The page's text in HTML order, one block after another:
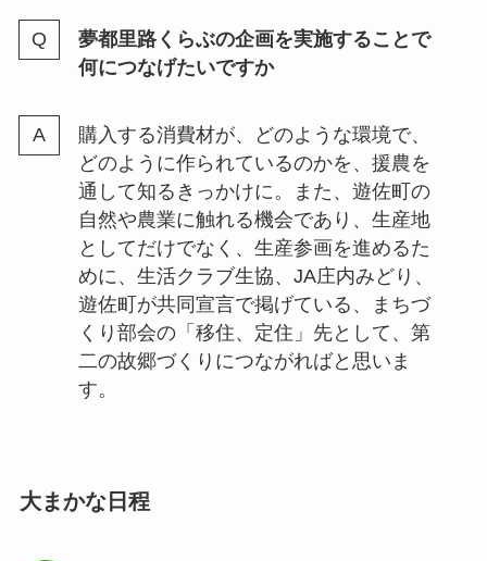
夢都里路くらぶの企画を実施することで
何につなげたいですか
購入する消費材が、どのような環境で、
どのように作られているのかを、援農を
通して知るきっかけに。また、遊佐町の
自然や農業に触れる機会であり、生産地
としてだけでなく、生産参画を進めるた
めに、生活クラブ生協、JA庄内みどり、
遊佐町が共同宣言で掲げている、まちづ
くり部会の「移住、定住」先として、第
二の故郷づくりにつながればと思いま
す。
大まかな日程